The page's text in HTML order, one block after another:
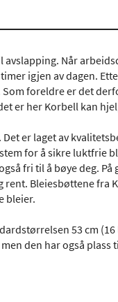
Når
igjen av dagen.
foreldre er det
er her Korbell kan
er laget av
for å sikre luktfrie
fri til å bøye deg.
Bleiesbøttene fra
bleier.
53 cm (16
den har også plass